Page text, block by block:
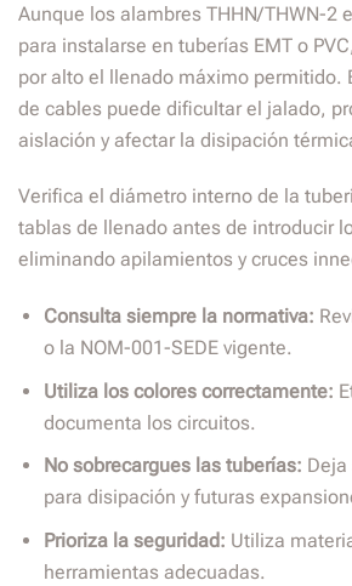
Aunque los alambres THHN/THWN-2
para instalarse en tuberías EMT o
por alto el llenado máximo permitido.
de cables puede dificultar el jalado,
aislación y afectar la disipación
Verifica el diámetro interno de la
tablas de llenado antes de introducir
eliminando apilamientos y cruces
Consulta siempre la normativa:
o la NOM-001-SEDE vigente.
Utiliza los colores correctamente:
documenta los circuitos.
No sobrecargues las tuberías:
para disipación y futuras
Prioriza la seguridad: Utiliza
herramientas adecuadas.